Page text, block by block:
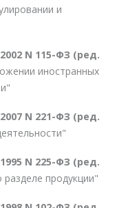
и
N 115-ФЗ (ред.
иностранных
N 221-ФЗ (ред.
N 225-ФЗ (ред.
продукции"